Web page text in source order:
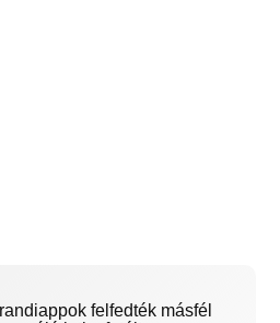
felfedték másfél